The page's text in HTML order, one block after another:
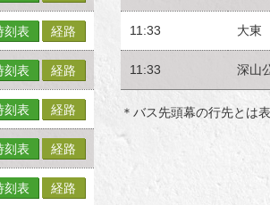
刻表 経路
刻表 経路
刻表 経路
刻表 経路
刻表 経路
11:33 大東
11:33 深山
＊バス先頭幕の行先とは